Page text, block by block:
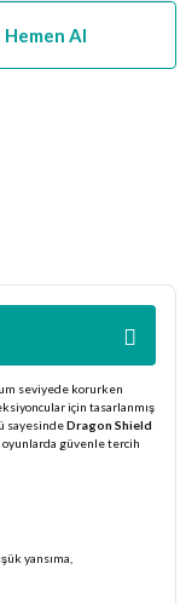
Hemen Al
seviyede korurken
için tasarlanmış
sayesindeDragon Shield
oyunlarda güvenle tercih
yansıma,